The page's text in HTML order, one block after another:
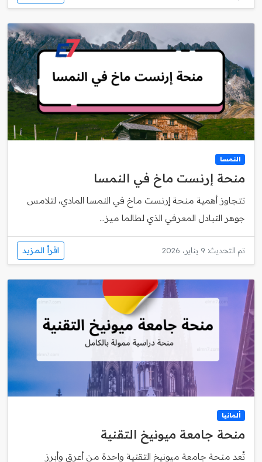
النمسا
منحة إرنست ماخ في النمسا
تتجاوز أهمية منحة إرنست ماخ في النمسا المادي، لتلامس
جوهر التبادل المعرفي الذي لطالما ميز...
تم التحديث: 9 يناير، 2026 اقرأ المزيد
ألمانيا
منحة جامعة ميونيخ التقنية
تُعد منحة جامعة ميونيخ التقنية واحدة من أعرق وأبرز